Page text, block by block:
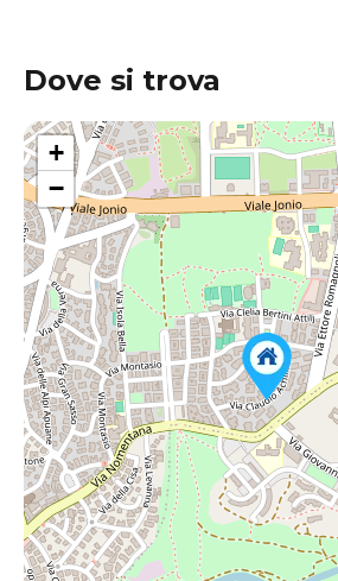
Dove si trova
+
−